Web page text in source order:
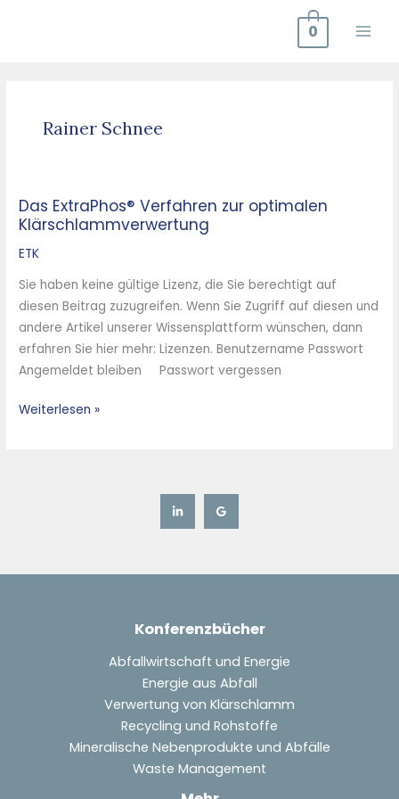
0
Rainer Schnee
Das ExtraPhos® Verfahren zur optimalen
Klärschlammverwertung
ETK
Sie haben keine gültige Lizenz, die Sie berechtigt auf
diesen Beitrag zuzugreifen. Wenn Sie Zugriff auf diesen und
andere Artikel unserer Wissensplattform wünschen, dann
erfahren Sie hier mehr: Lizenzen. Benutzername Passwort
Angemeldet bleiben Passwort vergessen
Das
ExtraPhos®
Verfahren
optimalen
Klärschlammverwertung
Weiterlesen »
Konferenzbücher
Abfallwirtschaft und Energie
Energie aus Abfall
Verwertung von Klärschlamm
Recycling und Rohstoffe
Mineralische Nebenprodukte und Abfälle
Waste Management